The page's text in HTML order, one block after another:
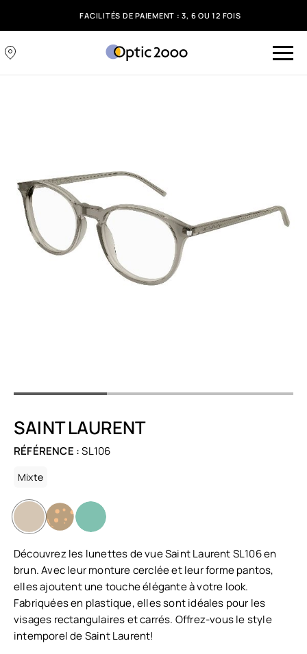
FACILITÉS DE PAIEMENT : 3, 6 OU 12 FOIS
SAINT LAURENT
RÉFÉRENCE :SL106
Mixte
Découvrez les lunettes de vue Saint Laurent SL106 en
brun. Avec leur monture cerclée et leur forme pantos,
elles ajoutent une touche élégante à votre look.
Fabriquées en plastique, elles sont idéales pour les
visages rectangulaires et carrés. Offrez-vous le style
intemporel de Saint Laurent!